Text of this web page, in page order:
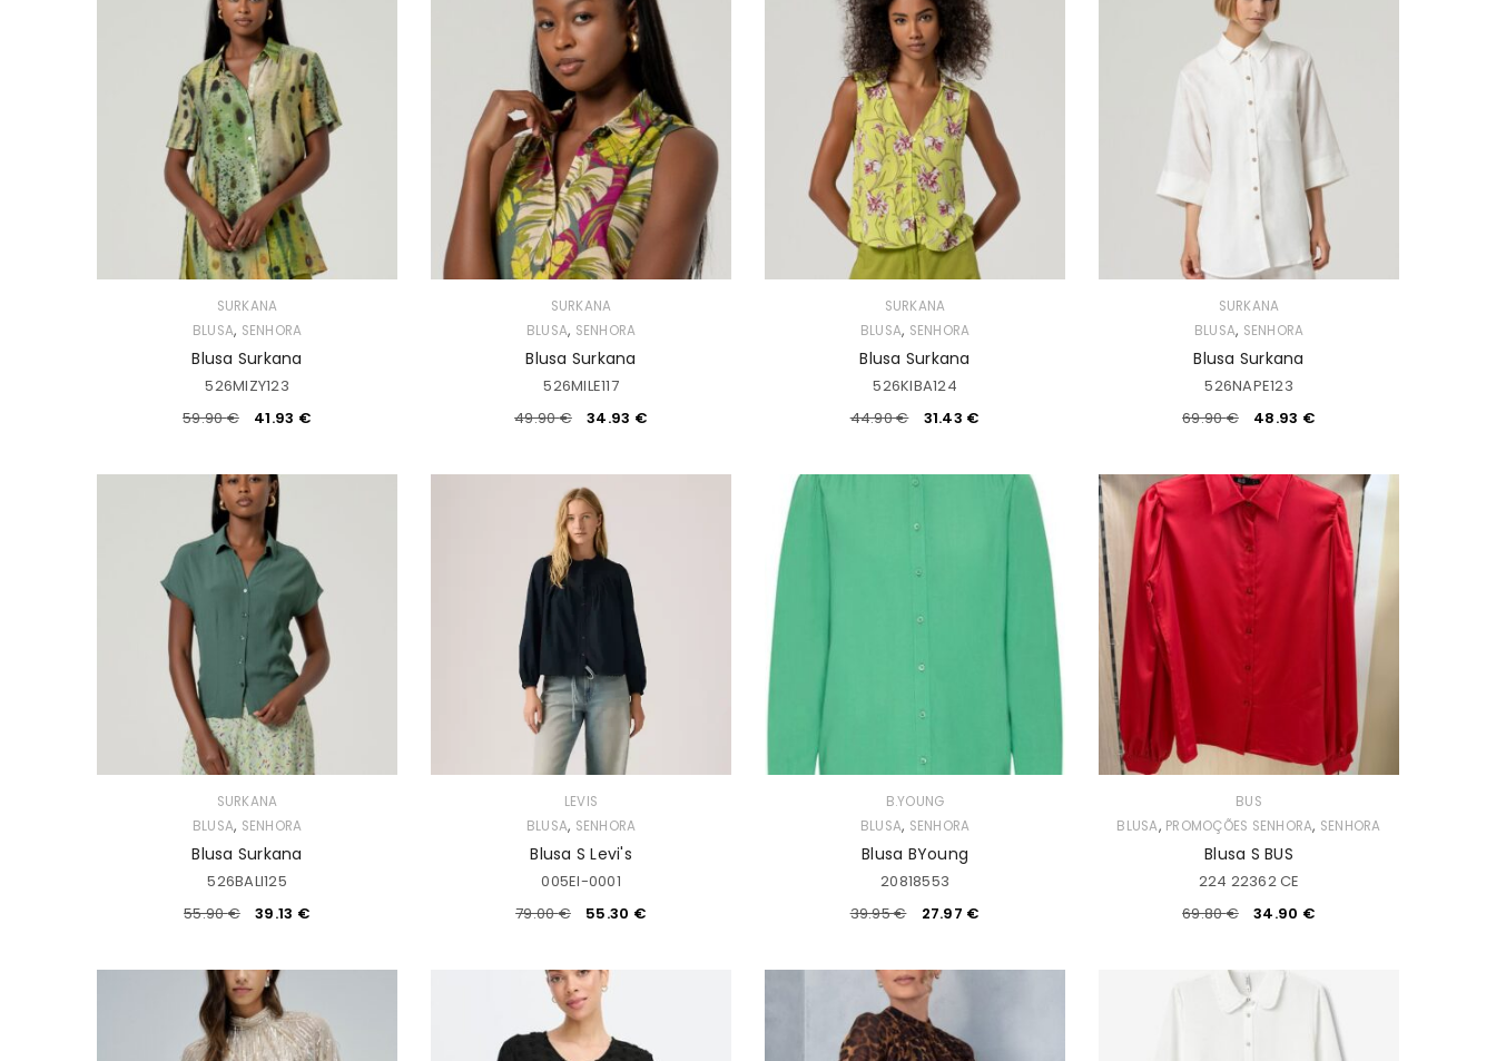
INICIAR SESSÃO
Nome de utilizador ou email
Senha
Manter sessão
INICIAR SESSÃO
PERDEU A SUA SENHA?
SURKANA
BLUSA, SENHORA
Blusa Surkana
526MIZY123
59.90€ 41.93 €
SURKANA
BLUSA, SENHORA
Blusa Surkana
526MILE117
49.90€ 34.93 €
SURKANA
BLUSA, SENHORA
Blusa Surkana
526KIBA124
44.90€ 31.43 €
SURKANA
BLUSA, SENHORA
Blusa Surkana
526NAPE123
69.90€ 48.93 €
SURKANA
BLUSA, SENHORA
Blusa Surkana
526BALI125
55.90€ 39.13 €
LEVIS
BLUSA, SENHORA
Blusa S Levi's
005EI-0001
79.00€ 55.30 €
B.YOUNG
BLUSA, SENHORA
Blusa BYoung
20818553
39.95€ 27.97 €
BUS
BLUSA, PROMOÇÕES SENHORA, SENHORA
Blusa S BUS
224 22362 CE
69.80€ 34.90 €